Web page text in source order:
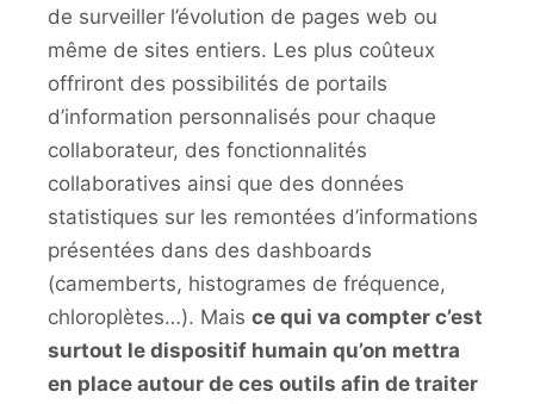
de surveiller l’évolution de pages web ou
même de sites entiers. Les plus coûteux
offriront des possibilités de portails
d’information personnalisés pour chaque
collaborateur, des fonctionnalités
collaboratives ainsi que des données
statistiques sur les remontées d’informations
présentées dans des dashboards
(camemberts, histogrames de fréquence,
chloroplètes…). Mais ce qui va compter c’est
surtout le dispositif humain qu’on mettra
en place autour de ces outils afin de traiter